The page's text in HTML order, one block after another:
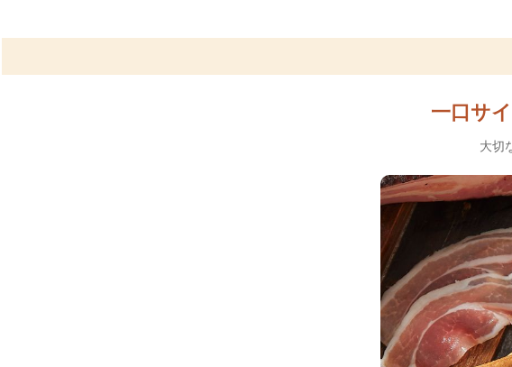
一口サ
大切